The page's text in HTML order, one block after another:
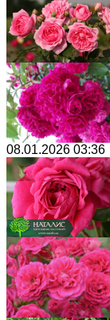
08.01.2026 03:36